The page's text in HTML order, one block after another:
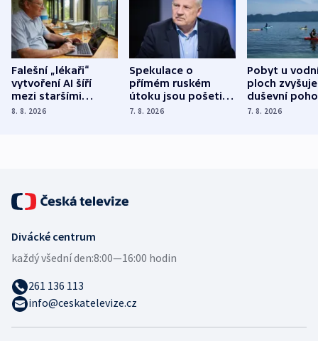
Falešní „lékaři“
vytvoření AI šíří
mezi staršími
Poláky nebezpečné
8. 8. 2026
Spekulace o
přímém ruském
útoku jsou pošetilé,
míní estonský
7. 8. 2026
Pobyt u
ploch zvyšuje
duševní
ukázala
7. 8. 2026
Divácké centrum
každý všední den:8:00—16:00 hodin
261 136 113
info@ceskatelevize.cz